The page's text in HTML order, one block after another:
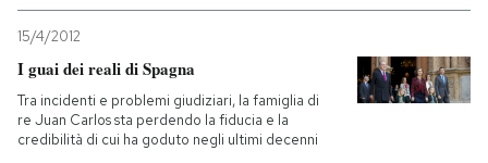
15/4/2012
I guai dei reali di Spagna
Tra incidenti e problemi giudiziari, la famiglia di
re Juan Carlos sta perdendo la fiducia e la
credibilità di cui ha goduto negli ultimi decenni